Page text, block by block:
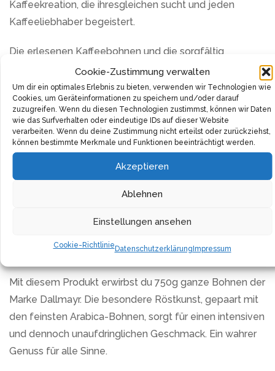
Cookie-Zustimmung verwalten
Um dir ein optimales Erlebnis zu bieten, verwenden wir Technologien wie
Cookies, um Geräteinformationen zu speichern und/oder darauf
zuzugreifen. Wenn du diesen Technologien zustimmst, können wir Daten
wie das Surfverhalten oder eindeutige IDs auf dieser Website
verarbeiten. Wenn du deine Zustimmung nicht erteilst oder zurückziehst,
können bestimmte Merkmale und Funktionen beeinträchtigt werden.
Akzeptieren
Ablehnen
Einstellungen ansehen
Cookie-RichtlinieDatenschutzerklärung Impressum
Kaffeekreation, die ihresgleichen sucht und jeden
Kaffeeliebhaber begeistert.
Die erlesenen Kaffeebohnen und die sorgfältig
ausgewählte, mittlere Röstung sind für das begehrte
Aroma verantwortlich. Lass dich von der eleganten
Duftmischung von würzigen Kräutern, exotischem
Zitronengras und kräftiger Zartbitterschokolade in die
Kaffeeplantagen Äthiopiens entführen.
Die Verwendung von handgepflückten Bohnen bringt
authentischen Kaffeegenuss in dein Zuhause. Die
sorgfältige Röstung der Ursprungskaffeebohnen
verleiht dem Kaffee eine perfekte Stärke, gepaart mit
Kaffeegenuss auf hohem Niveau verspricht.
Mit diesem Produkt erwirbst du 750g ganze Bohnen der
Marke Dallmayr. Die besondere Röstkunst, gepaart mit
den feinsten Arabica-Bohnen, sorgt für einen intensiven
und dennoch unaufdringlichen Geschmack. Ein wahrer
Genuss für alle Sinne.